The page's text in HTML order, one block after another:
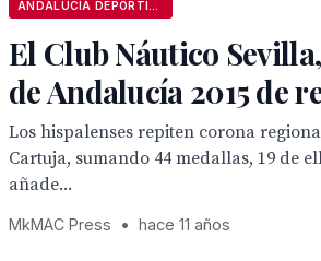
El Club Náutico
de Andalucía 2015 de
Los hispalenses repiten corona
Cartuja, sumando 44 medallas, 19 de
añade...
MkMAC Press • hace 11 años